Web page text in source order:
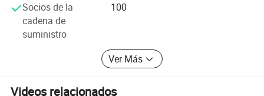
Socios de la
cadena de
suministro
100
Ver Más
Videos relacionados